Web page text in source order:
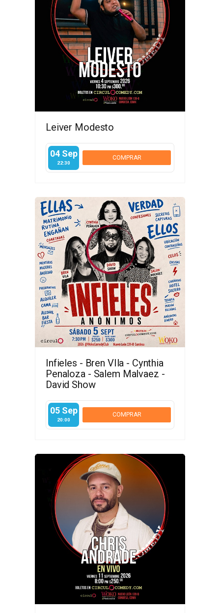
Leiver Modesto
04 Sep
22:30
COMPRAR
Infieles - Bren VIla - Cynthia
Penaloza - Salem Malvaez -
David Show
05 Sep
20:00
COMPRAR